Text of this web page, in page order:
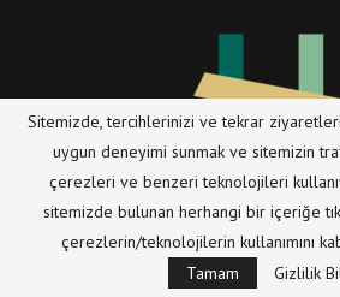
“Aç açabildiğin kadar sineni ummanlar
alaka duymadığın ve el
Sitemizde, tercihlerinizi ve tekrar
uygun deneyimi sunmak ve sitemizin
çerezleri ve benzeri teknolojileri
sitemizde bulunan herhangi bir içeriğe
çerezlerin/teknolojilerin kullanımını
Tamam
Gizlilik